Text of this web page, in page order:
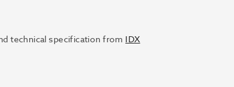
technical specification from IDX